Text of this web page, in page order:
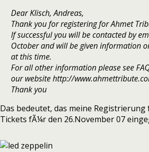
Dear Klisch, Andreas,
Thank you for registering for Ahmet
If successful you will be contacted by
October and will be given information
at this time.
For all other information please see
our website http://
Thank you
Das bedeutet, das meine
Tickets fÃ¼r den 26.November 07